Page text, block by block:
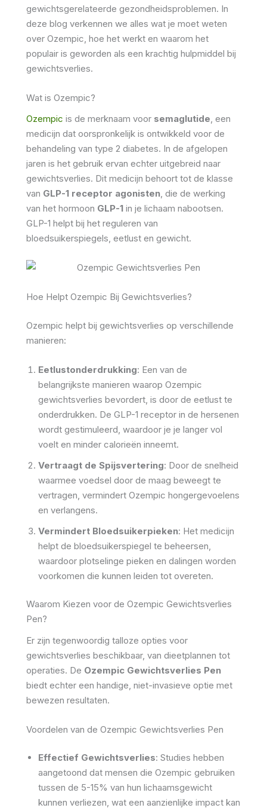
gewichtsgerelateerde gezondheidsproblemen. In
deze blog verkennen we alles wat je moet weten
over Ozempic, hoe het werkt en waarom het
populair is geworden als een krachtig hulpmiddel bij
gewichtsverlies.
Wat is Ozempic?
Ozempic is de merknaam voor semaglutide, een
medicijn dat oorspronkelijk is ontwikkeld voor de
behandeling van type 2 diabetes. In de afgelopen
jaren is het gebruik ervan echter uitgebreid naar
gewichtsverlies. Dit medicijn behoort tot de klasse
van GLP-1 receptor agonisten, die de werking
van het hormoon GLP-1 in je lichaam nabootsen.
GLP-1 helpt bij het reguleren van
bloedsuikerspiegels, eetlust en gewicht.
Hoe Helpt Ozempic Bij Gewichtsverlies?
Ozempic helpt bij gewichtsverlies op verschillende
manieren:
Eetlustonderdrukking: Een van de
belangrijkste manieren waarop Ozempic
gewichtsverlies bevordert, is door de eetlust te
onderdrukken. De GLP-1 receptor in de hersenen
wordt gestimuleerd, waardoor je je langer vol
voelt en minder calorieën inneemt.
Vertraagt de Spijsvertering: Door de snelheid
waarmee voedsel door de maag beweegt te
vertragen, vermindert Ozempic hongergevoelens
en verlangens.
Vermindert Bloedsuikerpieken: Het medicijn
helpt de bloedsuikerspiegel te beheersen,
waardoor plotselinge pieken en dalingen worden
voorkomen die kunnen leiden tot overeten.
Waarom Kiezen voor de Ozempic Gewichtsverlies
Pen?
Er zijn tegenwoordig talloze opties voor
gewichtsverlies beschikbaar, van dieetplannen tot
operaties. De Ozempic Gewichtsverlies Pen
biedt echter een handige, niet-invasieve optie met
bewezen resultaten.
Voordelen van de Ozempic Gewichtsverlies Pen
Effectief Gewichtsverlies: Studies hebben
aangetoond dat mensen die Ozempic gebruiken
tussen de 5-15% van hun lichaamsgewicht
kunnen verliezen, wat een aanzienlijke impact kan